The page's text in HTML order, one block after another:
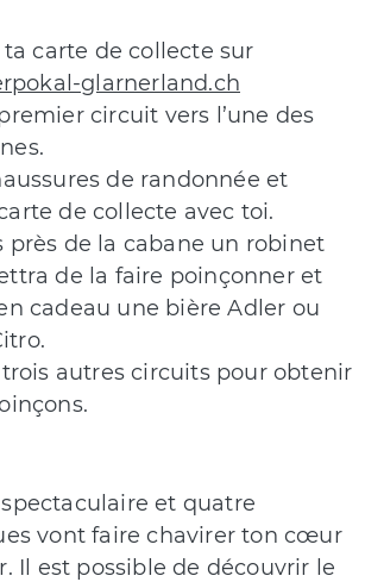
carte de collecte sur
glarnerland.ch
circuit vers l’une des
de randonnée et
de collecte avec toi.
près de la cabane un robinet
de la faire poinçonner et
cadeau une bière Adler ou
autres circuits pour obtenir
et quatre
vont faire chavirer ton cœur
Il est possible de découvrir le